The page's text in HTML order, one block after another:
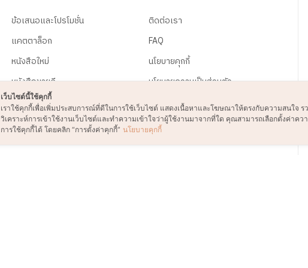
ข้อเสนอและโปรโมชั่น
แคตตาล็อก
หนังสือใหม่
หนังสือขายดี
B2S Online Shopping
ติดต่อเรา
FAQ
นโยบายคุกกี้
นโยบายความเป็นส่วนตัว
ข้อตกลงและเงื่อนไข
ยกเลิกการการรับข่าวสาร
เว็บไซต์นี้ใช้คุกกี้
เราใช้คุกกี้เพื่อเพิ่มประสบการณ์ที่ดีในการใช้เว็บไซต์ แสดงเนื้อหาและโฆษณาให้ตรงกับความสนใจ ร
วิเคราะห์การเข้าใช้งานเว็บไซต์และทำความเข้าใจว่าผู้ใช้งานมาจากที่ใด คุณสามารถเลือกตั้งค่าคว
การใช้คุกกี้ได้ โดยคลิก “การตั้งค่าคุกกี้” นโยบายคุกกี้